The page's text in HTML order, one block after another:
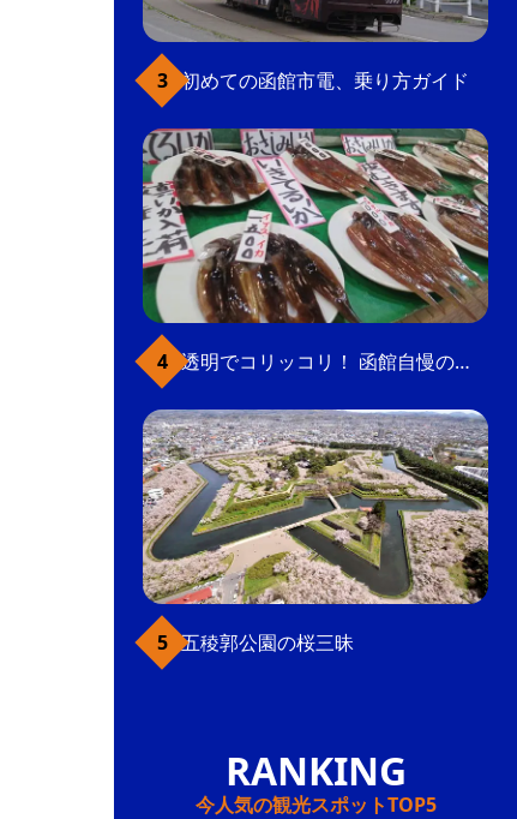
初めての函館市電、乗り方ガイド
透明でコリッコリ！ 函館自慢のいかをどうぞ
五稜郭公園の桜三昧
今人気の観光スポットTOP5